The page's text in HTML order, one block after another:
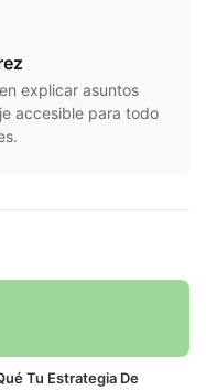
explicar asuntos
accesible para todo
Tu Estrategia De